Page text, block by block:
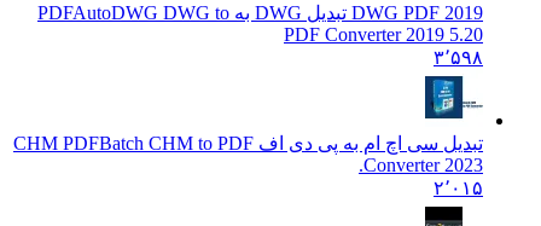
DWG PDF 2019 تبدیل DWG به PDF
AutoDWG DWG to
PDF Converter 2019 5.20
۳٬۵۹۸
تبدیل سی اچ ام به پی دی اف CHM PDF Batch CHM to PDF
Converter 2023.
۲٬۰۱۵